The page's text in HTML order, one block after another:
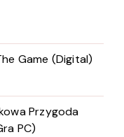
Game (Digital)
Przygoda
PC)